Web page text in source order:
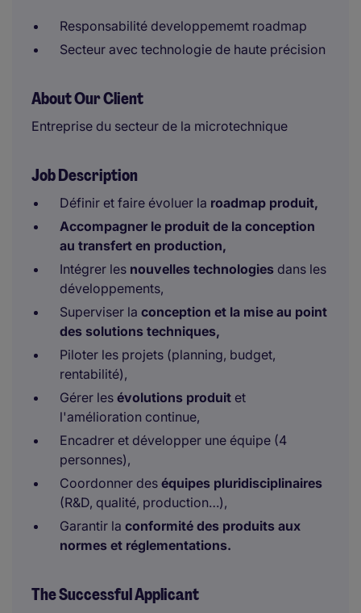
Responsabilité developpememt roadmap
Secteur avec technologie de haute précision
About Our Client
Entreprise du secteur de la microtechnique
Job Description
Définir et faire évoluer la roadmap produit,
Accompagner le produit de la conception
au transfert en production,
Intégrer les nouvelles technologies dans les
développements,
Superviser la conception et la mise au point
des solutions techniques,
Piloter les projets (planning, budget,
rentabilité),
Gérer les évolutions produit et
l'amélioration continue,
Encadrer et développer une équipe (4
personnes),
Coordonner des équipes pluridisciplinaires
(R&D, qualité, production…),
Garantir la conformité des produits aux
normes et réglementations.
The Successful Applicant